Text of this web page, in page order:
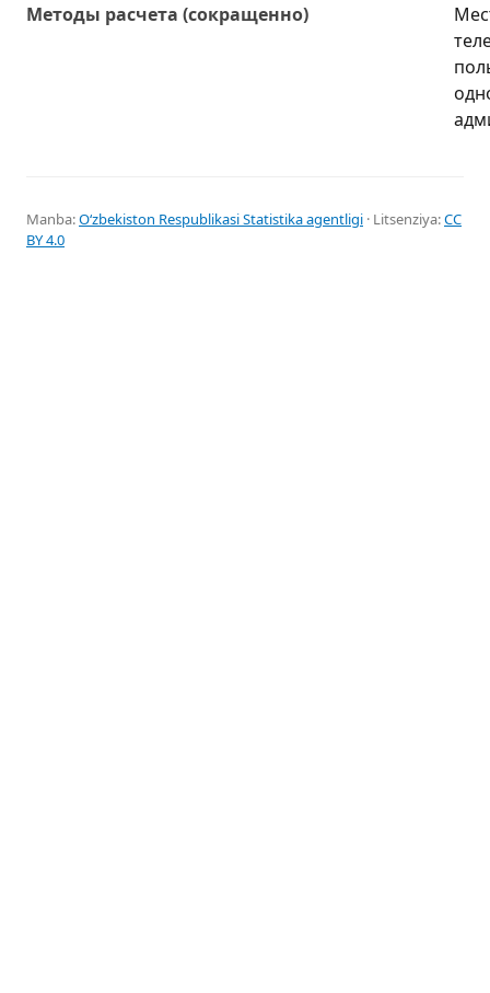
Методы расчета (сокращенно)
Manba:Oʻzbekiston Respublikasi Statistika agentligi · Litsenziya:CC
BY 4.0